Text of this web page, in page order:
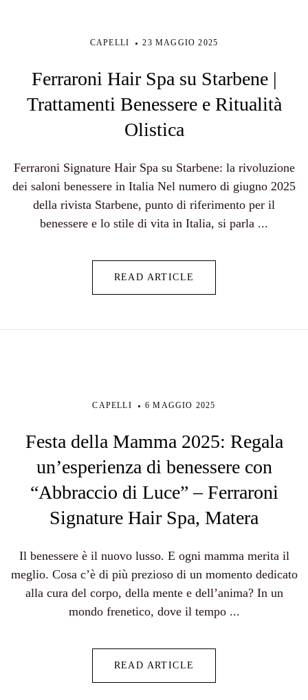
CAPELLI 23 MAGGIO 2025
Ferraroni Hair Spa su Starbene |
Trattamenti Benessere e Ritualità
Olistica
Ferraroni Signature Hair Spa su Starbene: la rivoluzione
dei saloni benessere in Italia Nel numero di giugno 2025
della rivista Starbene, punto di riferimento per il
benessere e lo stile di vita in Italia, si parla ...
READ ARTICLE
CAPELLI 6 MAGGIO 2025
Festa della Mamma 2025: Regala
un’esperienza di benessere con
“Abbraccio di Luce” – Ferraroni
Signature Hair Spa, Matera
Il benessere è il nuovo lusso. E ogni mamma merita il
meglio. Cosa c’è di più prezioso di un momento dedicato
alla cura del corpo, della mente e dell’anima? In un
mondo frenetico, dove il tempo ...
READ ARTICLE